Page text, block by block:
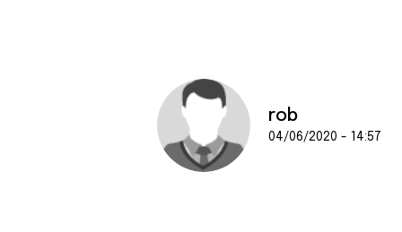
t
rob
04/06/2020 - 14:57